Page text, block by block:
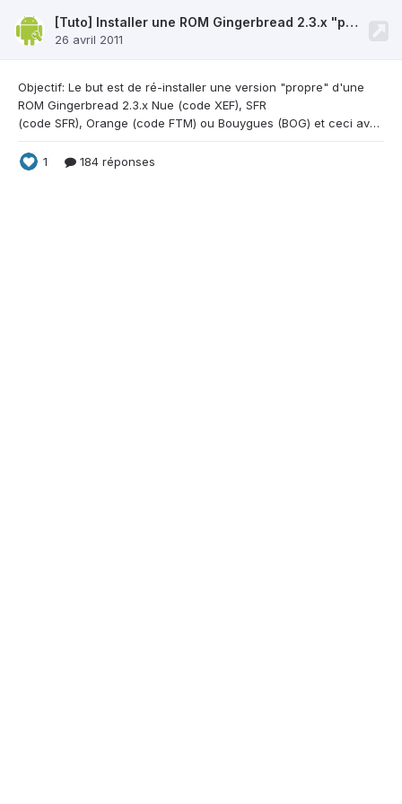
[Tuto] Installer une ROM Gingerbread 2.3.x "propre" nue ou opérateur via Odin
26 avril 2011
Objectif: Le but est de ré-installer une version "propre" d'une
ROM Gingerbread 2.3.x Nue (code XEF), SFR
(code SFR), Orange (code FTM) ou Bouygues (BOG) et ceci avec Odin mais sans Re-partition sur une précédente ROM déjà présente sur le téléphone avec en plus possibilité de garder ses données, comme le ferait Kies mais sans l'utiliser (enfin un peu, il nous faut un de ses fichiers). Mais avant tout, l'adresse source de l'excellent CheckFus sans lequel ce tutoriel n'aurait pas pu exister. En
1 184 réponses